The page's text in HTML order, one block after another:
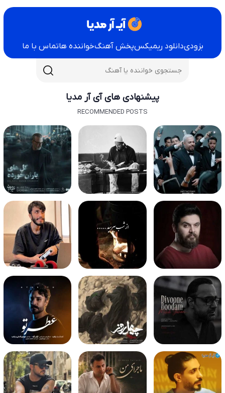
بزودیدانلود ریمیکسپخش آهنگخواننده هاتماس با ما
پیشنهادی های آی آر مدیا
RECOMMENDED POSTS